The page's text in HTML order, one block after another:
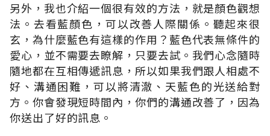
另外，我也介紹一個很有效的方法，就是顏色觀想
法。去看藍顏色，可以改善人際關係。聽起來很
玄，為什麼藍色有這樣的作用？藍色代表無條件的
愛心，並不需要去瞭解，只要去試。我們心念隨時
隨地都在互相傳遞訊息，所以如果我們跟人相處不
好、溝通困難，可以將清澈、天藍色的光送給對
方。你會發現短時間內，你們的溝通改善了，因為
你送出了好的訊息。